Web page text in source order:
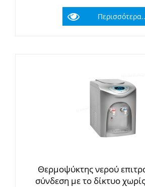
Θερμοψύκτης νερού
σύνδεση με το δίκτυο